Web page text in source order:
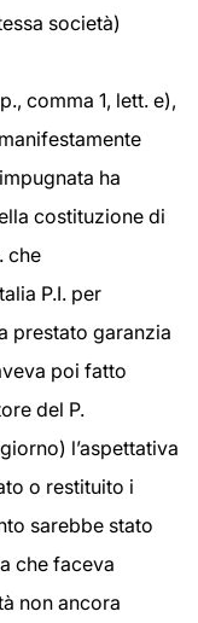
società)
comma 1, lett. e),
ha
costituzione di
che
P.I. per
prestato garanzia
poi fatto
del P.
l’aspettativa
o restituito i
sarebbe stato
che faceva
non ancora